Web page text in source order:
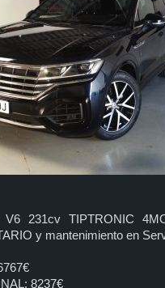
231cv TIPTRONIC
y mantenimiento en
8237€